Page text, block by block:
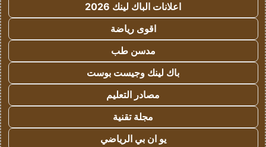
اعلانات الباك لينك 2026
اقوى رياضة
مدسن طب
باك لينك وجيست بوست
مصادر التعليم
مجلة تقنية
يو ان بي الرياضي